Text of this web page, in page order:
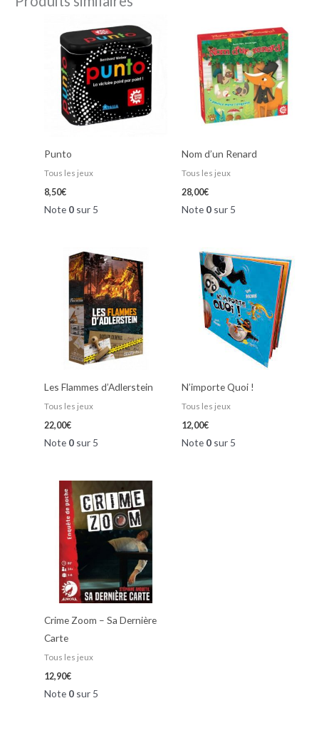
Punto
Tous les jeux
8,50€
Note 0 sur 5
Nom d’un Renard
Tous les jeux
28,00€
Note 0sur 5
Les Flammes d’Adlerstein
Tous les jeux
22,00€
Note 0 sur 5
N’importe Quoi !
Tous les jeux
12,00€
Note 0sur 5
Crime Zoom – Sa Dernière
Carte
Tous les jeux
12,90€
Note 0 sur 5